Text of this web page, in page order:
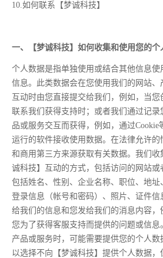
10.如何联系【梦诚科技】
一、【梦诚科技】如何收集和使用您的个
个人数据是指单独使用或结合其他信息
信息。此类数据会在您使用我们的网站、
互动时由您直接提交给我们，例如，当
联系我们获得支持时；或者我们通过记
品或服务交互而获得，例如，通过Cookie
运行的软件接收使用数据。在法律允许的
和商用第三方来源获取有关数据。我们
诚科技】互动的方式，包括访问的网站或
包括姓名、性别、企业名称、职位、地址
登录信息（帐号和密码）、照片、证件
给我们的信息和您发给我们的消息内容
您为了获得客服支持而提供的问题或信息
产品或服务时，可能需要提供您的个人数
以选择不向【梦诚科技】提供个人数据，